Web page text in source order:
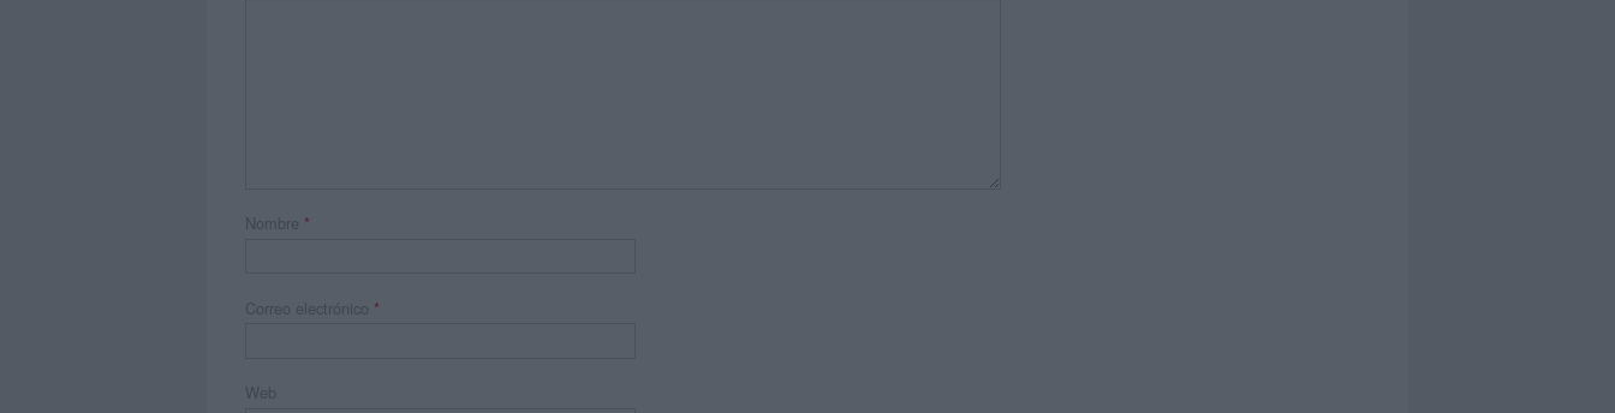
Nombre *
Correo electrónico *
Web